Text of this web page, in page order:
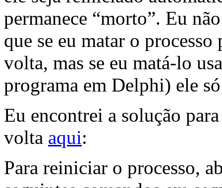
permanece “morto”. Eu
que se eu matar o
volta, mas se eu matá-lo
programa em Delphi) ele
Eu encontrei a solução
volta aqui:
Para reiniciar o processo,